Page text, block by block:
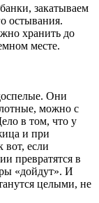
закатываем
остывания.
хранить до
месте.
Они
можно с
в том, что у
и при
вот, если
превратятся в
«дойдут». И
целыми, не